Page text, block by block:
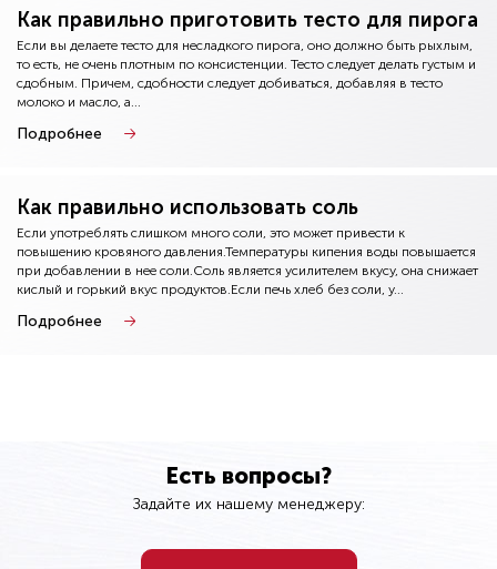
Как правильно приготовить тесто для пирога
Если вы делаете тесто для несладкого пирога, оно должно быть рыхлым,
то есть, не очень плотным по консистенции. Тесто следует делать густым и
сдобным. Причем, сдобности следует добиваться, добавляя в тесто
молоко и масло, а...
Подробнее
Как правильно использовать соль
Если употреблять слишком много соли, это может привести к
повышению кровяного давления.Температуры кипения воды повышается
при добавлении в нее соли.Соль является усилителем вкусу, она снижает
кислый и горький вкус продуктов.Если печь хлеб без соли, у...
Подробнее
Есть вопросы?
Задайте их нашему менеджеру: